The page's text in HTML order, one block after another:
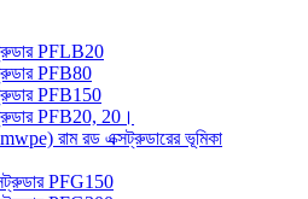
PFLB20
PFB80
PFB150
PFB20, 20।
রাম রড এক্সট্রুডারের ভূমিকা
PFG150